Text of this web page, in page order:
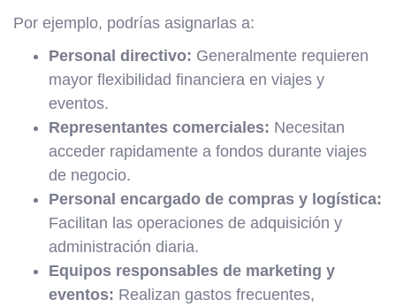
Por ejemplo, podrías asignarlas a:
Personal directivo: Generalmente requieren
mayor flexibilidad financiera en viajes y
eventos.
Representantes comerciales: Necesitan
acceder rapidamente a fondos durante viajes
de negocio.
Personal encargado de compras y logística:
Facilitan las operaciones de adquisición y
administración diaria.
Equipos responsables de marketing y
eventos: Realizan gastos frecuentes,